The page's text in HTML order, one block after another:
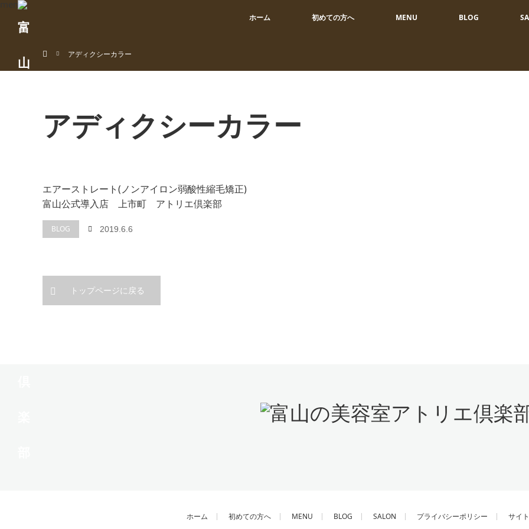
menu
ホーム 初めての方へ MENU BLOG
アディクシーカラー
アディクシーカラー
エアーストレート(ノンアイロン弱酸性縮毛矯正)
富山公式導入店 上市町 アトリエ倶楽部
BLOG 2019.6.6
トップページに戻る
ホーム 初めての方へ MENU BLOG SALON プライバシーポリシー サイ